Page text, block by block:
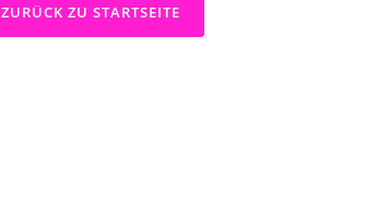
ZURÜCK ZU STARTSEITE